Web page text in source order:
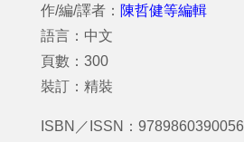
作/編/譯者： 陳哲健等編輯
語言：中文
頁數：300
裝訂：精裝
ISBN／ISSN：9789860390056